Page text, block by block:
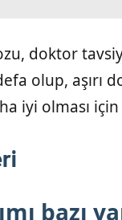
doktor
olup, aşırı
iyi olması
bazı